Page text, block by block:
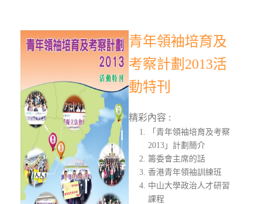
青年領袖培育及
考察計劃2013活
動特刊
精彩內容 :
「青年領袖培育及考察
2013」計劃簡介
籌委會主席的話
香港青年領袖訓練班
中山大學政治人才研習
課程